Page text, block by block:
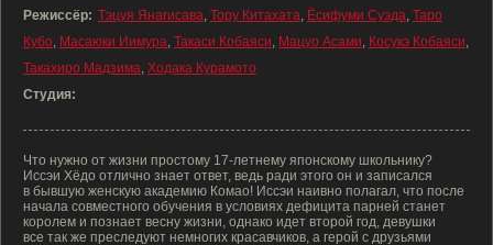
Режиссёр: Тэцуя Янагисава, Тору Китахата, Ёсифуми Суэда, Таро
Кубо, Масаюки Иимура, Такаси Кобаяси, Мацуо Асами, Косукэ Кобаяси,
Такахиро Мадзима, Ходака Курамото
Студия:
Что нужно от жизни простому 17-летнему японскому школьнику?
Иссэи Хёдо отлично знает ответ, ведь ради этого он и записался
в бывшую женскую академию Комао! Иссэи наивно полагал, что после
начала совместного обучения в условиях дефицита парней станет
королем и познает весну жизни, однако идет второй год, девушки
все так же преследуют немногих красавчиков, а герой с друзьями